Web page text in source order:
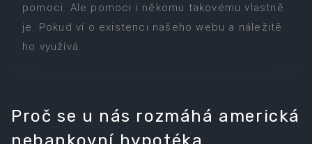
pomoci. Ale pomoci i někomu takovému vlastně
je. Pokud ví o existenci našeho webu a náležitě
ho využívá.
Proč se u nás rozmáhá americká